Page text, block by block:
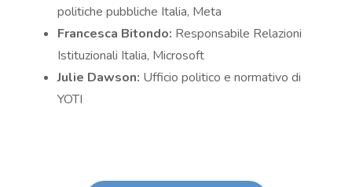
politiche pubbliche Italia, Meta
Francesca Bitondo: Responsabile Relazioni
Istituzionali Italia, Microsoft
Julie Dawson: Ufficio politico e normativo di
YOTI